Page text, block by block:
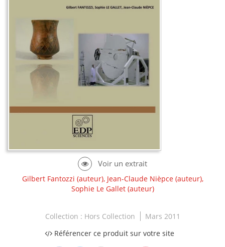
Gilbert Fantozzi (auteur), Jean-Claude Nièpce(auteur),
Sophie Le Gallet(auteur)
Collection : Hors Collection
Mars 2011
Référencer ce produit sur votre site